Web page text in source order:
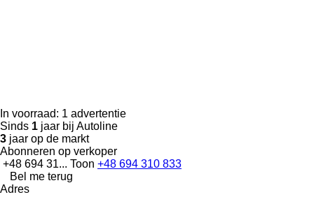
In voorraad: 1 advertentie
Sinds 1 jaar bij Autoline
3 jaar op de markt
Abonneren op verkoper
+48 694 31... Toon +48 694 310 833
Bel me terug
Adres